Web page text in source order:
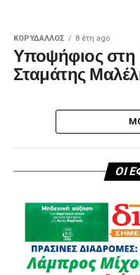
ΚΟΡΥΔΑΛΛΟΣ 8 έτη ago
Υποψήφιος στη
Σταμάτης
ΟΙ